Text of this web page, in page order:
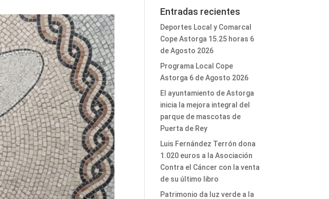
Entradas recientes
Deportes Local y Comarcal
Cope Astorga 15.25 horas 6
de Agosto 2026
Programa Local Cope
Astorga 6 de Agosto 2026
El ayuntamiento de Astorga
inicia la mejora integral del
parque de mascotas de
Puerta de Rey
Luis Fernández Terrón dona
1.020 euros a la Asociación
Contra el Cáncer con la venta
de su último libro
Patrimonio da luz verde a la